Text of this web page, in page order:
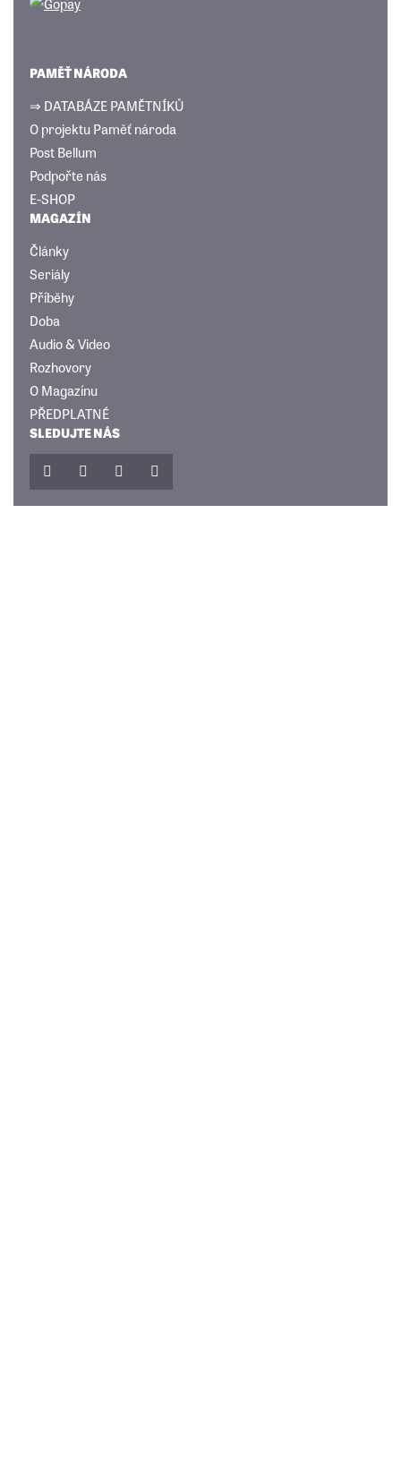
PAMĚŤ NÁRODA
⇒ DATABÁZE PAMĚTNÍKŮ
O projektu Paměť národa
Post Bellum
Podpořte nás
E-SHOP
MAGAZÍN
Články
Seriály
Příběhy
Doba
Audio & Video
Rozhovory
O Magazínu
PŘEDPLATNÉ
SLEDUJTE NÁS